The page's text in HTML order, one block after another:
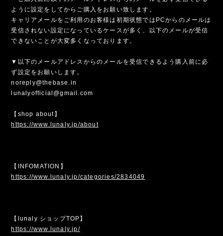
ように設定をしてからご購入をお願い致します。
キャリアメールをご利用のお客様は初期状態ではPCからのメールは
受信されない設定になっているケースが多く、以下のメールが受信
できないことが大変多くなっております。
▼以下のメールアドレスからのメールを受信できるよう購入前に必
ず設定をお願いします。
noreply@thebase.in
lunalyofficial@gmail.com
【shop about】
https://www.lunaly.jp/about
【INFOMATION】
https://www.lunaly.jp/categories/2834049
【lunaly ショップTOP】
https://www.lunaly.jp/